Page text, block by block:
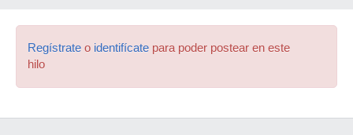
Regístrate o identifícate para poder postear en este
hilo